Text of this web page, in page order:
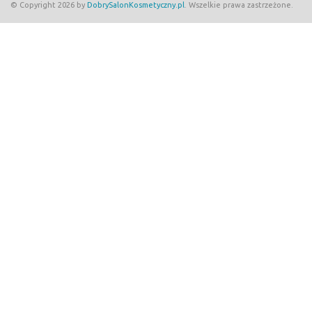
© Copyright 2026 by DobrySalonKosmetyczny.pl . Wszelkie prawa zastrzeżone.